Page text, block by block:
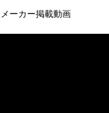
メーカー掲載動画